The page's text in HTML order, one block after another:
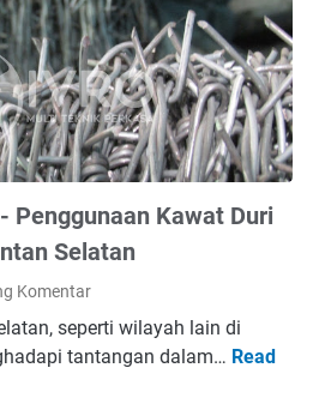
Penggunaan Kawat Duri
Selatan
Komentar
seperti wilayah lain di
tantangan dalam… Read